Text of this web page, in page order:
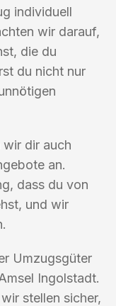
individuell
wir darauf,
die du
du nicht nur
dir auch
an.
dass du von
und wir
Umzugsgüter
Ingolstadt.
stellen sicher,